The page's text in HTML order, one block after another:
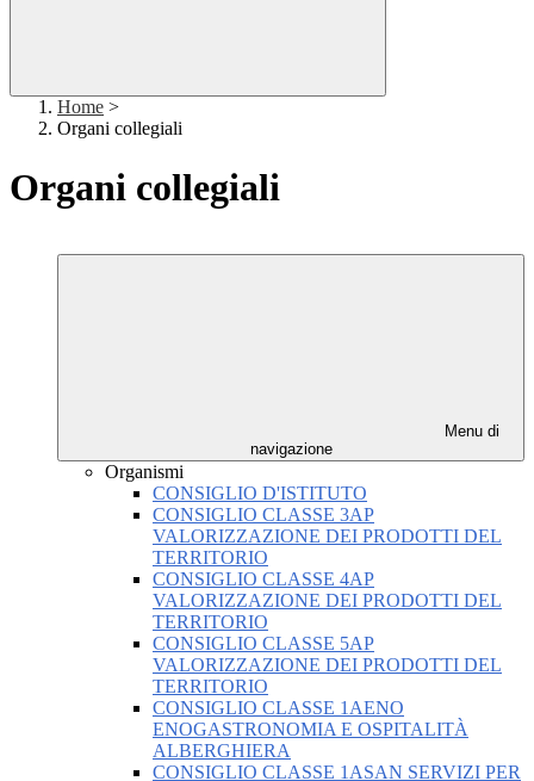
Home >
Organi collegiali
Organi collegiali
Menu di
navigazione
Organismi
CONSIGLIO D'ISTITUTO
CONSIGLIO CLASSE 3AP
VALORIZZAZIONE DEI PRODOTTI DEL
TERRITORIO
CONSIGLIO CLASSE 4AP
VALORIZZAZIONE DEI PRODOTTI DEL
TERRITORIO
CONSIGLIO CLASSE 5AP
VALORIZZAZIONE DEI PRODOTTI DEL
TERRITORIO
CONSIGLIO CLASSE 1AENO
ENOGASTRONOMIA E OSPITALITÀ
ALBERGHIERA
CONSIGLIO CLASSE 1ASAN SERVIZI PER